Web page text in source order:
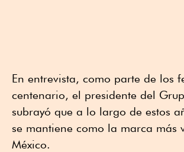
En entrevista, como parte de los
centenario, el presidente del
subrayó que a lo largo de estos
se mantiene como la marca más
México.